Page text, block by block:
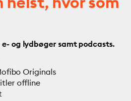
e- og lydbøger samt podcasts.
Originals
offline